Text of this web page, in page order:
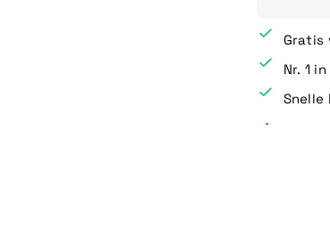
Gratis
Nr. 1
Snelle